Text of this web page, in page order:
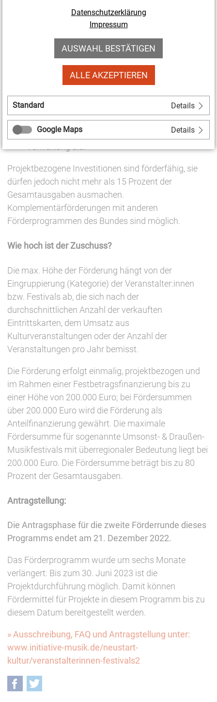
Livemusikveranstaltungsformate
Förderfähige Ausgaben sind:
Ausgaben für Konzeption, Planung und
Honorare für Künstlerinnen und Künstler
projektbezogene Sach- und Personalausgaben,
allgemeine projektbezogene Ausgaben für
Planung, Organisation, Probenräume,
Projektbezogene Investitionen sind förderfähig, sie
dürfen jedoch nicht mehr als 15 Prozent der
Gesamtausgaben ausmachen.
Komplementärförderungen mit anderen
Förderprogrammen des Bundes sind möglich.
Wie hoch ist der Zuschuss?
Die max. Höhe der Förderung hängt von der
Eingruppierung (Kategorie) der Veranstalter:innen
bzw. Festivals ab, die sich nach der
durchschnittlichen Anzahl der verkauften
Eintrittskarten, dem Umsatz aus
Kulturveranstaltungen oder der Anzahl der
Veranstaltungen pro Jahr bemisst.
Die Förderung erfolgt einmalig, projektbezogen und
im Rahmen einer Festbetragsfinanzierung bis zu
einer Höhe von 200.000 Euro; bei Fördersummen
über 200.000 Euro wird die Förderung als
Anteilfinanzierung gewährt. Die maximale
Fördersumme für sogenannte Umsonst- & Draußen-
Musikfestivals mit überregionaler Bedeutung liegt bei
200.000 Euro. Die Fördersumme beträgt bis zu 80
Prozent der Gesamtausgaben.
Antragstellung:
Die Antragsphase für die zweite Förderrunde dieses
Programms endet am 21. Dezember 2022.
Das Förderprogramm wurde um sechs Monate
verlängert: Bis zum 30. Juni 2023 ist die
Projektdurchführung möglich. Damit können
Fördermittel für Projekte in diesem Programm bis zu
diesem Datum bereitgestellt werden.
» Ausschreibung, FAQ und Antragstellung unter:
www.initiative-musik.de/neustart-
kultur/veranstalterinnen-festivals2
Facebook
Datenschutzerklärung
Impressum
AUSWAHL BESTÄTIGEN
ALLE AKZEPTIEREN
Standard Details
Google Maps Details